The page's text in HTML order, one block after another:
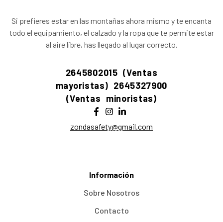
Si prefieres estar en las montañas ahora mismo y te encanta
todo el equipamiento, el calzado y la ropa que te permite estar
al aire libre, has llegado al lugar correcto.
2645802015 (Ventas
mayoristas) 2645327900
(Ventas minoristas)
zondasafety@gmail.com
Información
Sobre Nosotros
Contacto